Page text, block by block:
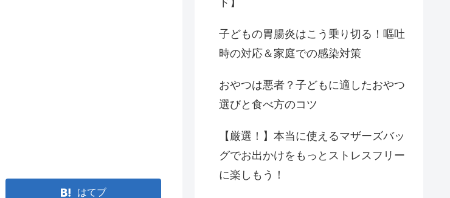
はてブ
ド】
子どもの胃腸炎はこう乗り切る！嘔吐
時の対応＆家庭での感染対策
おやつは悪者？子どもに適したおやつ
選びと食べ方のコツ
【厳選！】本当に使えるマザーズバッ
グでお出かけをもっとストレスフリー
に楽しもう！